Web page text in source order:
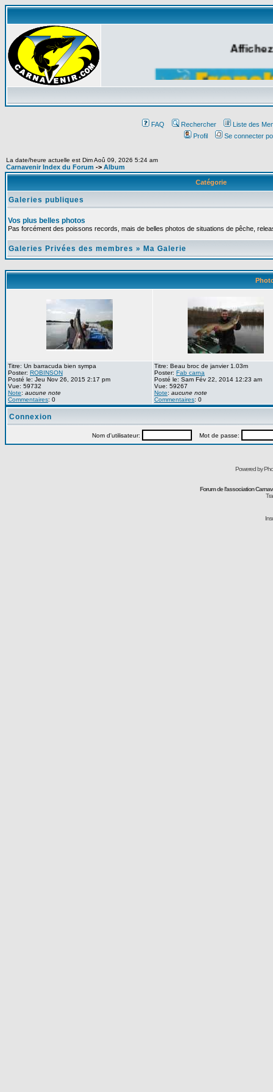
FAQ Rechercher
Liste des
Profil
Se connecter
La date/heure actuelle est Dim Aoû 09, 2026 5:24 am
Carnavenir Index du Forum -> Album
Catégorie
Galeries publiques
Vos plus belles photos
Pas forcément des poissons records, mais de belles photos de situations de pêche,
Galeries Privées des membres » Ma Galerie
Titre: Un barracuda bien sympa
Poster: ROBINSON
Posté le: Jeu Nov 26, 2015 2:17 pm
Vue: 59732
Note: aucune note
Commentaires: 0
Titre: Beau broc de janvier 1.03m
Poster: Fab carna
Posté le: Sam Fév 22, 2014 12:23 am
Vue: 59267
Note: aucune note
Commentaires: 0
Connexion
Nom d'utilisateur: Mot de passe:
Powered by
Forum de l'association